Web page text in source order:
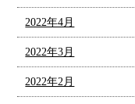
2022年4月
2022年3月
2022年2月